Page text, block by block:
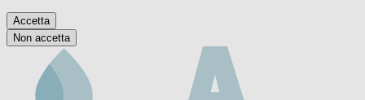
Accetta
Non accetta